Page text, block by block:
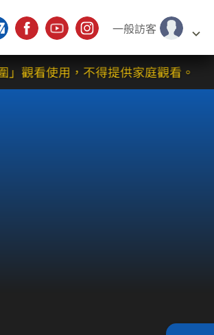
一般訪客
看使用，不得提供家庭觀看。